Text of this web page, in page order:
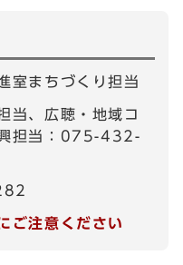
室まちづくり担当
当、広聴・地域コ
興担当：075-432-
ご注意ください